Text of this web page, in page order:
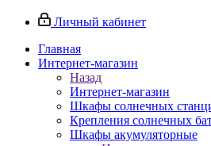
Личный кабинет
Главная
Интернет-магазин
Назад
Интернет-магазин
Шкафы солнечных
Крепления солнечных
Шкафы акумуляторные